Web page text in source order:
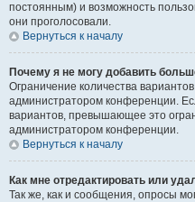
постоянным) и возможность
они проголосовали.
Вернуться к началу
Почему я не могу добавить
Ограничение количества
администратором конференции.
вариантов, превышающее это
администратором конференции.
Вернуться к началу
Как мне отредактировать или
Так же, как и сообщения, опросы